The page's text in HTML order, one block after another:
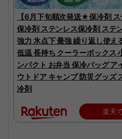
【6月下旬順次発送★保冷剤 ス
保冷剤 ステンレス保冷剤 ステ
強力 氷点下 最強 繰り返し使え
低温 長持ち クーラーボックス
ンパクト お弁当 保冷バッグ ア
ウトドア キャンプ 防災グッズ
冷剤
楽天